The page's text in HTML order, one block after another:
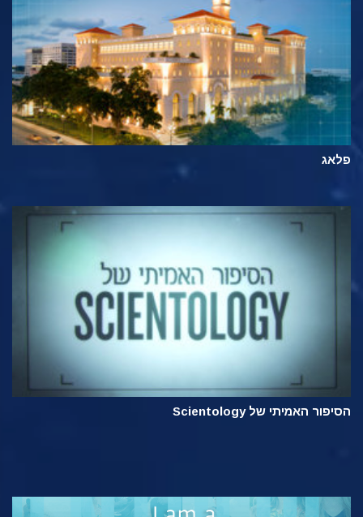
פלאג
הסיפור האמיתי של Scientology